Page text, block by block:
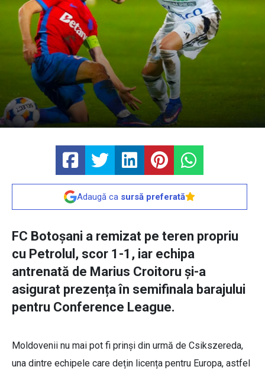
Adaugă ca sursă preferată
FC Botoșani a remizat pe teren propriu
cu Petrolul, scor 1-1, iar echipa
antrenată de Marius Croitoru și-a
asigurat prezența în semifinala barajului
pentru Conference League.
Moldovenii nu mai pot fi prinși din urmă de Csikszereda,
una dintre echipele care dețin licența pentru Europa, astfel